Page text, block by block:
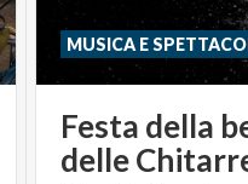
Festa della
delle
MUSICA E